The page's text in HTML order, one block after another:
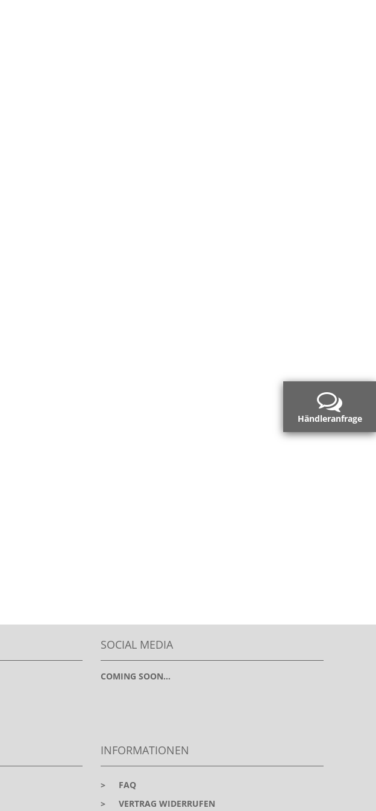
Händleranfrage
SOCIAL MEDIA
COMING SOON...
INFORMATIONEN
>
FAQ
>
VERTRAG WIDERRUFEN